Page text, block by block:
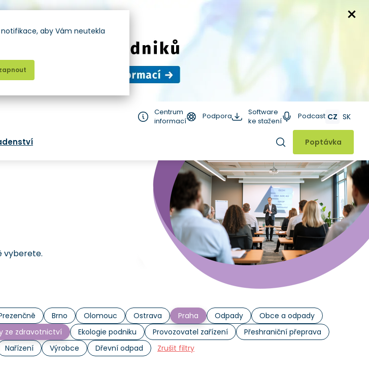
Centrum
informací
Podpora
Software
ke stažení
Podcast CZ SK
Hledat
Poptávka
vyberete.
Brno Olomouc Ostrava Praha Odpady
Obce a odpady
ze zdravotnictví Ekologie podniku Provozovatel zařízení
Přeshraniční přeprava
Nařízení Výrobce Dřevní odpad Zrušit filtry
aby Vám neutekla